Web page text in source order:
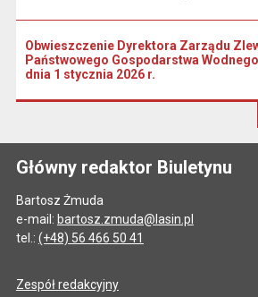
Obwieszczenie Dyrektora Zarządu
Państwowego Gospodarstwa
dnia 1 stycznia 2026 r.
Główny redaktor Biuletynu
Bartosz Żmuda
e-mail: bartosz.zmuda@lasin.pl
tel.: (+48) 56 466 50 41
Zespół redakcyjny